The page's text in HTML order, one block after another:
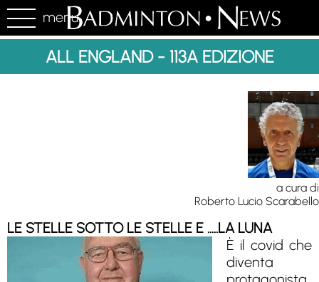
menu
ALL ENGLAND - 113A EDIZIONE
a cura di
Roberto Lucio Scarabello
LE STELLE SOTTO LE STELLE E .....LA LUNA
È il covid che
diventa